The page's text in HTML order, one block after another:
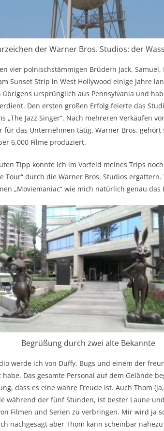
der Warner Bros. Studios: der
vier polnischstämmigen Brüdern Jack,
Sunset Strip in West Hollywood einige Jahre
ursprünglich aus Pennsylvania und
Den ersten großen Erfolg feierte das
„The Jazz Singer“. Nach mehreren Verkäufen
das Unternehmen tätig. Warner Bros. gehört
6.000 Filme produziert.
Tipp konnte ich im Vorfeld meines Trips
Tour“ durch die Warner Bros. Studios
„Moviemaniac“ wie mich natürlich genau das
Begrüßung durch zwei alte Bekannte
werde ich von Duffy, Bugs und einem der
Das gesamte Personal auf dem Gelände
dass es eine wahre Freude ist. Auch Thom
während der fünf Stunden, ist bester Laune
Filmen und Serien zu verbringen. Mir wird ja
nachgesagt aber Thom kann scheinbar